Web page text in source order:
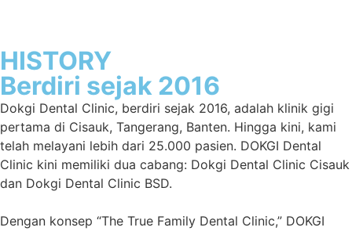
HISTORY
Berdiri sejak 2016
Dokgi Dental Clinic, berdiri sejak 2016, adalah klinik gigi
pertama di Cisauk, Tangerang, Banten. Hingga kini, kami
telah melayani lebih dari 25.000 pasien. DOKGI Dental
Clinic kini memiliki dua cabang: Dokgi Dental Clinic Cisauk
dan Dokgi Dental Clinic BSD.
Dengan konsep “The True Family Dental Clinic,” DOKGI